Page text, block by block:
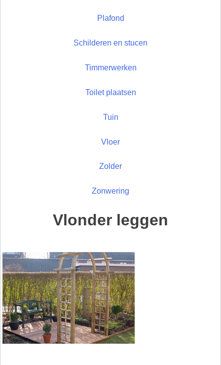
Plafond
Schilderen en stucen
Timmerwerken
Toilet plaatsen
Tuin
Vloer
Zolder
Zonwering
Vlonder leggen